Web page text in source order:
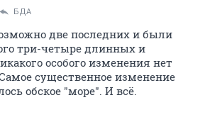
БДА
две последних и были
три-четыре длинных и
особого изменения нет
существенное изменение
обское "море". И всё.